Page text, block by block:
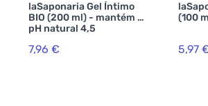
laSaponaria Gel Íntimo
BIO (200 ml) - mantém o
pH natural 4,5
7,96 €
(100
5,97